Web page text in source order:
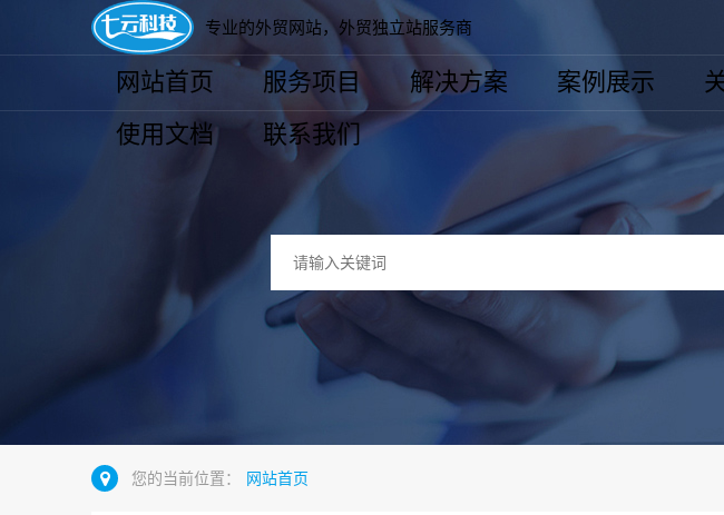
专业的外贸网站，外贸独立站服务商
网站首页 服务项目 解决方案 案例展示
使用文档
联系我们
您的当前位置： 网站首页